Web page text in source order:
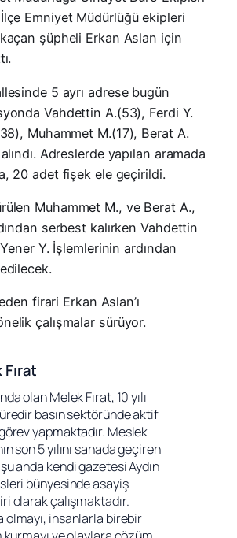
Emniyet Müdürlüğü ekipleri
şüpheli Erkan Aslan için
5 ayrı adrese bugün
Vahdettin A.(53), Ferdi Y.
Muhammet M.(17), Berat A.
Adreslerde yapılan aramada
20 adet fişek ele geçirildi.
Muhammet M., ve Berat A.,
serbest kalırken Vahdettin
Y. İşlemlerinin ardından
firari Erkan Aslan’ı
çalışmalar sürüyor.
olan Melek Fırat, 10 yılı
basın sektöründe aktif
yapmaktadır. Meslek
son 5 yılını sahada geçiren
anda kendi gazetesi Aydın
bünyesinde asayiş
olarak çalışmaktadır.
olmayı, insanlarla birebir